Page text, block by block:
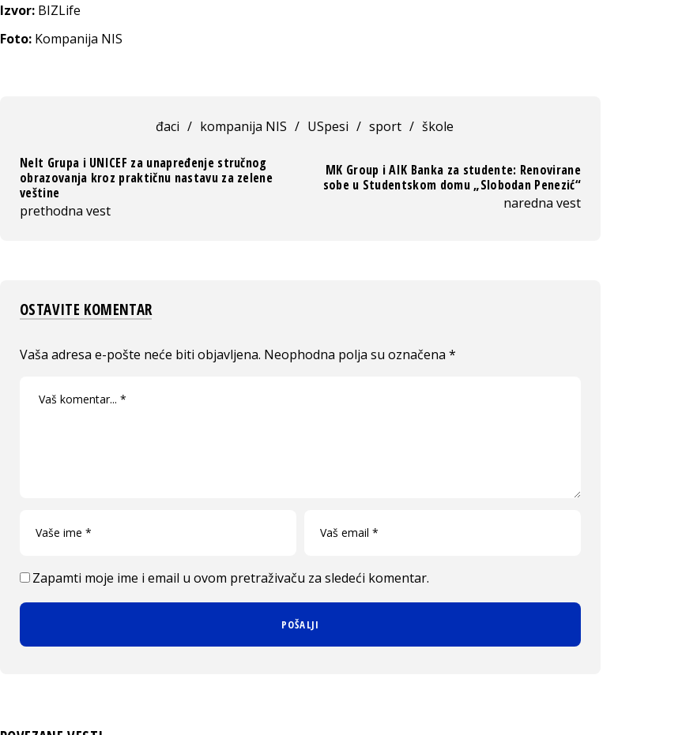
Izvor: BIZLife
Foto: Kompanija NIS
đaci / kompanija NIS / USpesi / sport / škole
Nelt Grupa i UNICEF za unapređenje stručnog
obrazovanja kroz praktičnu nastavu za zelene
veštine
prethodna vest
MK Group i AIK Banka za studente: Renovirane
sobe u Studentskom domu „Slobodan Penezić“
naredna vest
OSTAVITE KOMENTAR
Vaša adresa e-pošte neće biti objavljena. Neophodna polja su označena *
Zapamti moje ime i email u ovom pretraživaču za sledeći komentar.